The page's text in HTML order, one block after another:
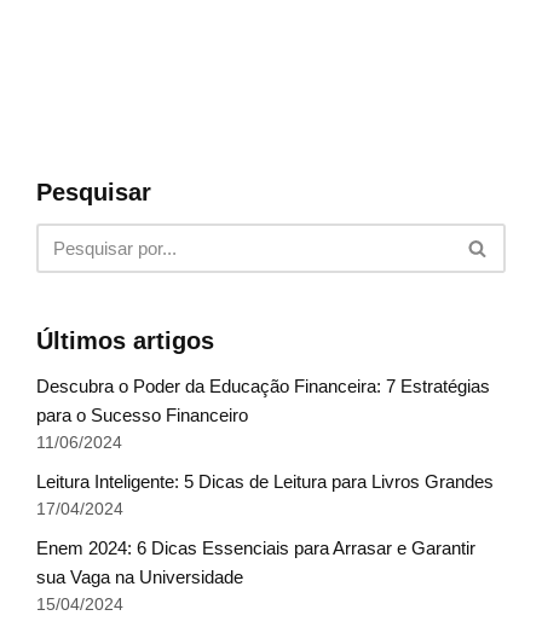
Pesquisar
Últimos artigos
Descubra o Poder da Educação Financeira: 7 Estratégias
para o Sucesso Financeiro
11/06/2024
Leitura Inteligente: 5 Dicas de Leitura para Livros Grandes
17/04/2024
Enem 2024: 6 Dicas Essenciais para Arrasar e Garantir
sua Vaga na Universidade
15/04/2024